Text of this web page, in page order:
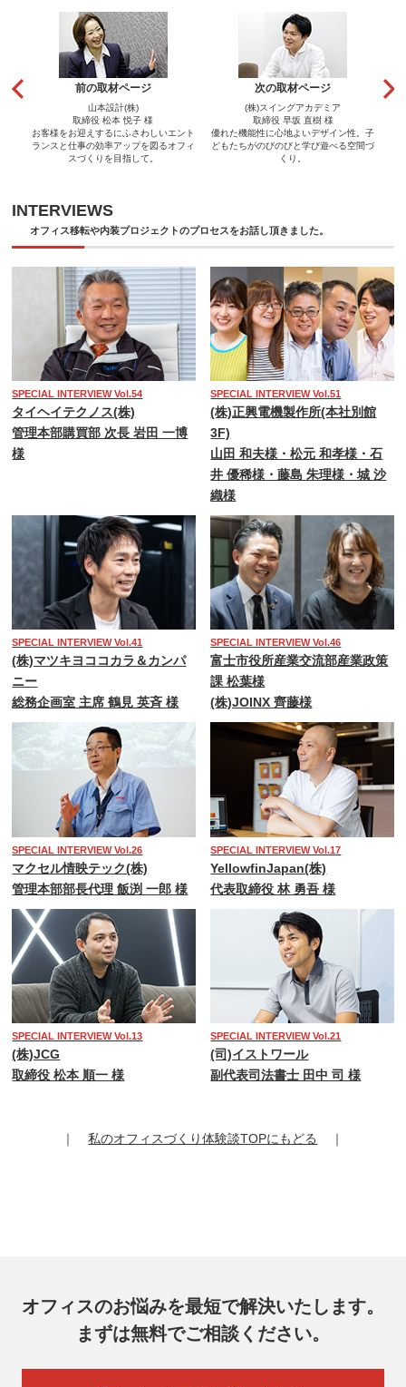
前の取材ページ
山本設計(株)
取締役 松本 悦子 様
お客様をお迎えするにふさわしいエント
ランスと仕事の効率アップを図るオフィ
スづくりを目指して。
次の取材ページ
(株)スイングアカデミア
取締役 早坂 直樹 様
優れた機能性に心地よいデザイン性。子
どもたちがのびのびと学び遊べる空間づ
くり。
INTERVIEWS
オフィス移転や内装プロジェクトのプロセスをお話し頂きました。
SPECIAL INTERVIEW Vol.54
タイヘイテクノス(株)
管理本部購買部 次長 岩田 一博
様
SPECIAL INTERVIEW Vol.51
(株)正興電機製作所(本社別館
3F)
山田 和夫様・松元 和孝様・石
井 優稀様・藤島 朱理様・城 沙
織様
SPECIAL INTERVIEW Vol.41
(株)マツキヨココカラ＆カンパ
ニー
総務企画室 主席 鶴見 英斉 様
SPECIAL INTERVIEW Vol.46
富士市役所産業交流部産業政策
課 松葉様
(株)JOINX 齊藤様
SPECIAL INTERVIEW Vol.26
マクセル情映テック(株)
管理本部部長代理 飯渕 一郎 様
SPECIAL INTERVIEW Vol.17
YellowfinJapan(株)
代表取締役 林 勇吾 様
SPECIAL INTERVIEW Vol.13
(株)JCG
取締役 松本 順一 様
SPECIAL INTERVIEW Vol.21
(司)イストワール
副代表司法書士 田中 司 様
｜ 私のオフィスづくり体験談TOPにもどる ｜
オフィスのお悩みを最短で解決いたします。
まずは無料でご相談ください。